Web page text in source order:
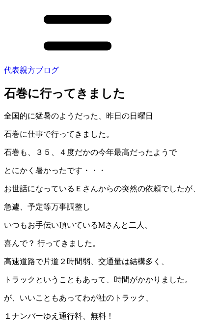
代表親方ブログ
石巻に行ってきました
全国的に猛暑のようだった、昨日の日曜日
石巻に仕事で行ってきました。
石巻も、３５、４度だかの今年最高だったようで
とにかく暑かったです・・・
お世話になっているＥさんからの突然の依頼でしたが、
急遽、予定等万事調整し
いつもお手伝い頂いているМさんと二人、
喜んで？ 行ってきました。
高速道路で片道２時間弱、交通量は結構多く、
トラックということもあって、時間がかかりました。
が、いいこともあってわが社のトラック、
１ナンバーゆえ通行料、無料！